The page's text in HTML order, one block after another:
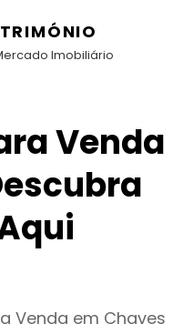
Imobiliário
Venda
Venda em Chaves